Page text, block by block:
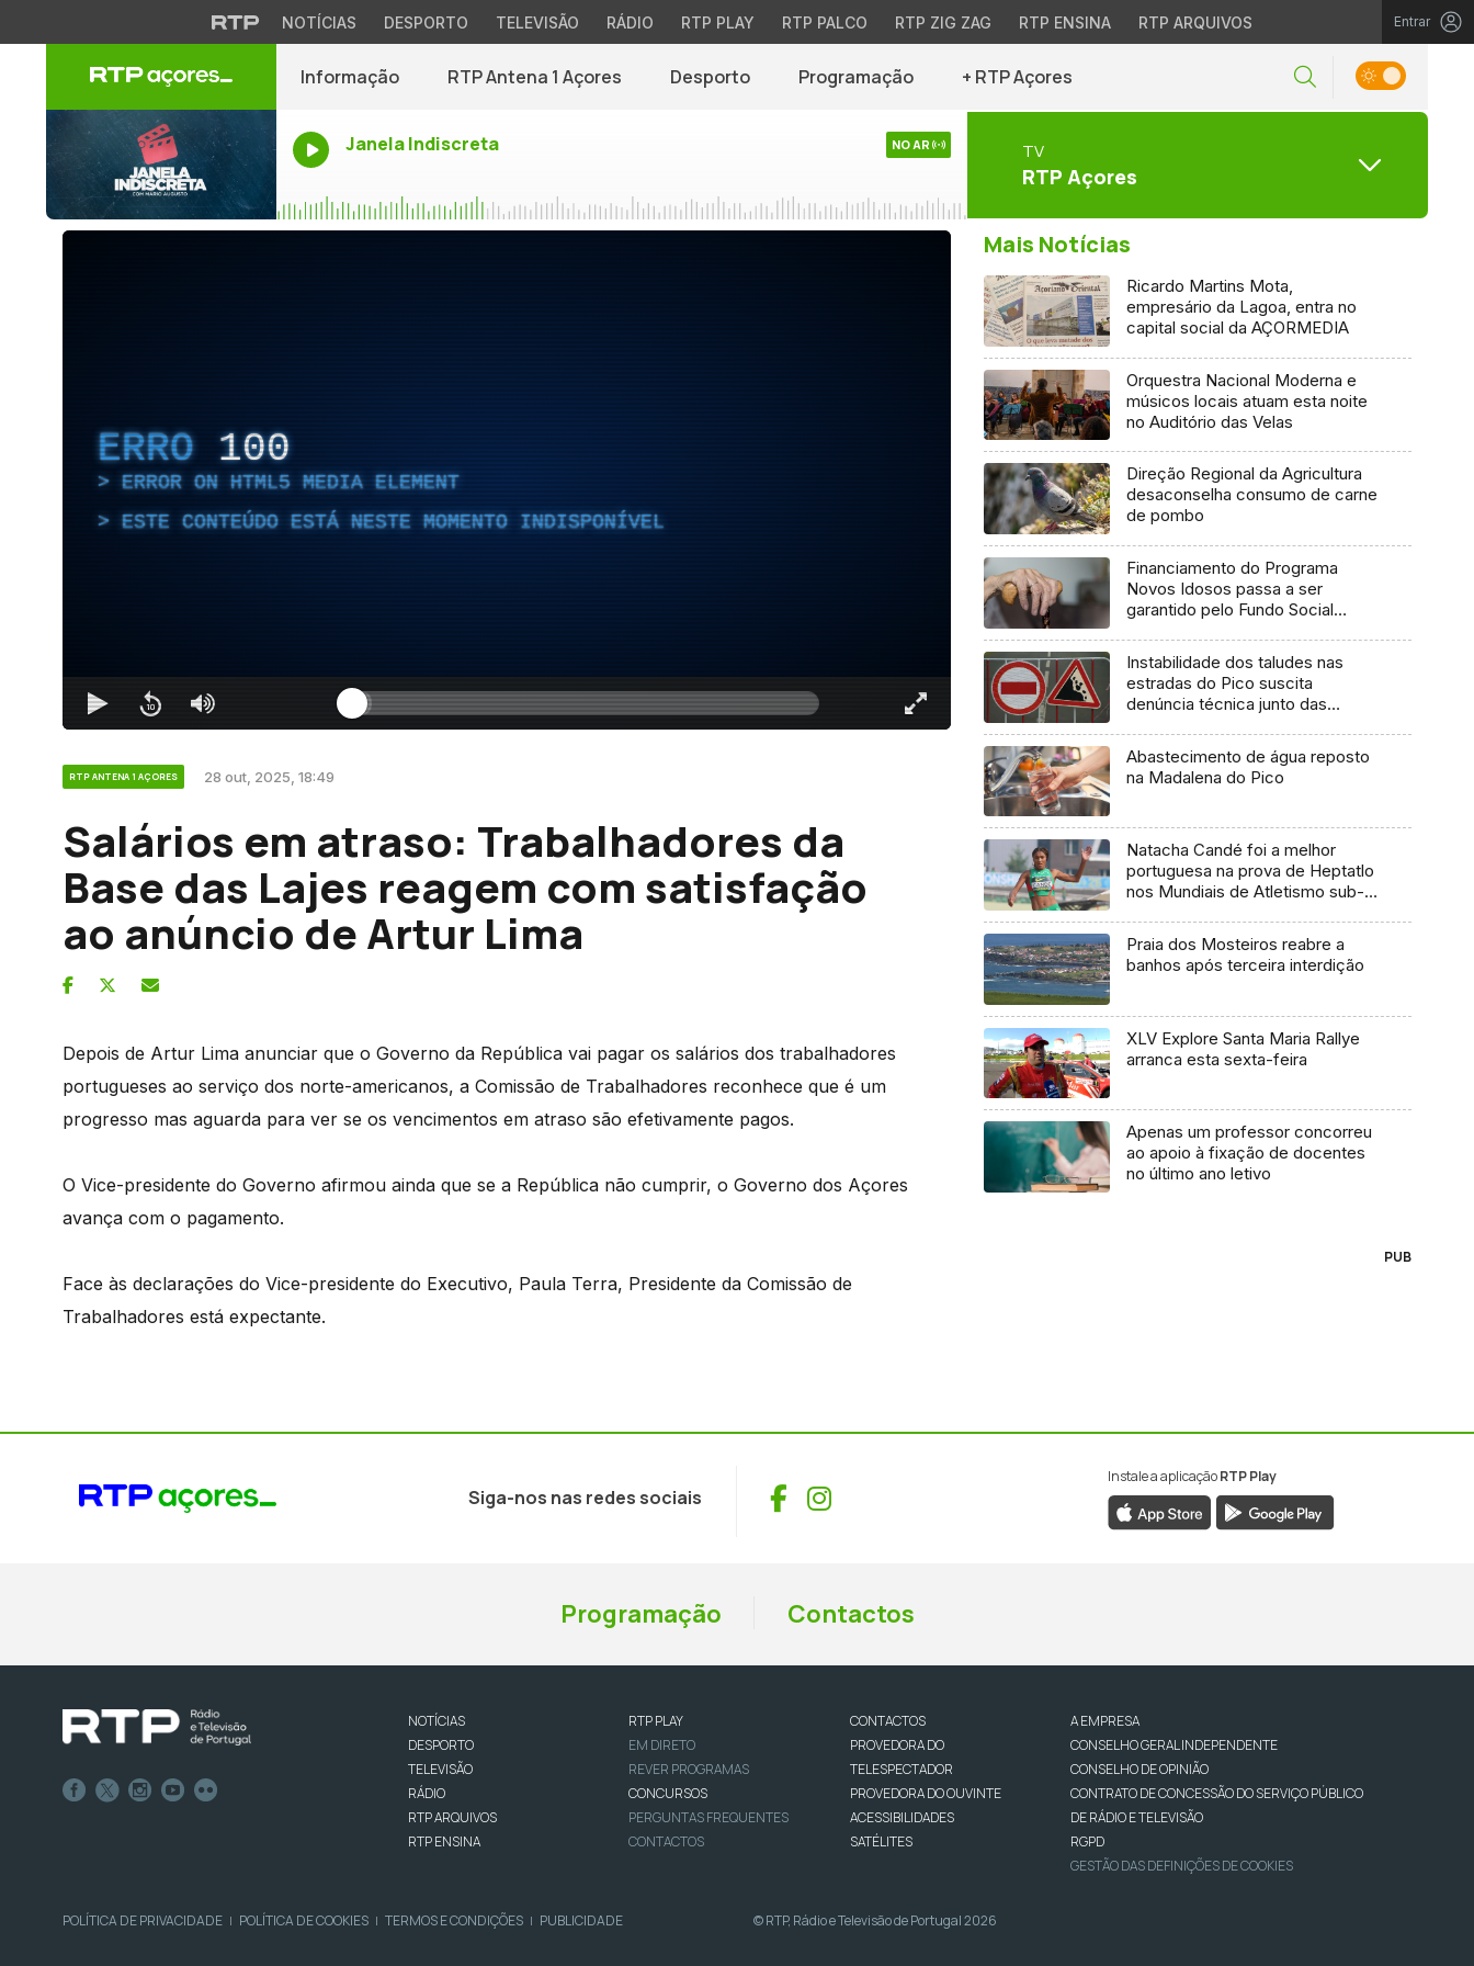
NOTÍCIAS DESPORTO TELEVISÃO RÁDIO RTP PLAY RTP PALCO RTP ZIG ZAG RTP ENSINA RTP ARQUIVOS Entrar
Informação RTP Antena 1 Açores Desporto Programação + RTP Açores
Janela Indiscreta NO AR TV
RTP Açores
ERRO 100
ERROR ON HTML5 MEDIA ELEMENT
ESTE CONTEÚDO ESTÁ NESTE MOMENTO INDISPONÍVEL
RTP ANTENA 1 AÇORES 28 out, 2025, 18:49
Salários em atraso: Trabalhadores da
Base das Lajes reagem com satisfação
ao anúncio de Artur Lima
Depois de Artur Lima anunciar que o Governo da República vai pagar os salários dos trabalhadores
portugueses ao serviço dos norte-americanos, a Comissão de Trabalhadores reconhece que é um
progresso mas aguarda para ver se os vencimentos em atraso são efetivamente pagos.
O Vice-presidente do Governo afirmou ainda que se a República não cumprir, o Governo dos Açores
avança com o pagamento.
Face às declarações do Vice-presidente do Executivo, Paula Terra, Presidente da Comissão de
Trabalhadores está expectante.
Mais Notícias
Ricardo Martins Mota,
empresário da Lagoa, entra no
capital social da AÇORMEDIA
Orquestra Nacional Moderna e
músicos locais atuam esta noite
no Auditório das Velas
Direção Regional da Agricultura
desaconselha consumo de carne
de pombo
Financiamento do Programa
Novos Idosos passa a ser
garantido pelo Fundo Social
Instabilidade dos taludes nas
estradas do Pico suscita
denúncia técnica junto das
Abastecimento de água reposto
na Madalena do Pico
Natacha Candé foi a melhor
portuguesa na prova de Heptatlo
nos Mundiais de Atletismo sub-
Praia dos Mosteiros reabre a
banhos após terceira interdição
XLV Explore Santa Maria Rallye
arranca esta sexta-feira
Apenas um professor concorreu
ao apoio à fixação de docentes
no último ano letivo
PUB
Siga-nos nas redes sociais Facebook
Instagram
Instale a aplicaçãoRTP Play
Programação Contactos
NOTÍCIAS
DESPORTO
TELEVISÃO
RÁDIO
RTP ARQUIVOS
RTP ENSINA
RTP PLAY
EM DIRETO
REVER PROGRAMAS
CONCURSOS
PERGUNTAS FREQUENTES
CONTACTOS
CONTACTOS
PROVEDORA DO
TELESPECTADOR
PROVEDORA DO OUVINTE
ACESSIBILIDADES
SATÉLITES
A EMPRESA
CONSELHO GERAL INDEPENDENTE
CONSELHO DE OPINIÃO
CONTRATO DE CONCESSÃO DO SERVIÇO PÚBLICO
DE RÁDIO E TELEVISÃO
RGPD
GESTÃO DAS DEFINIÇÕES DE COOKIES
POLÍTICA DE PRIVACIDADE | POLÍTICA DE COOKIES | TERMOS E CONDIÇÕES | PUBLICIDADE © RTP, Rádio e Televisão de Portugal 2026